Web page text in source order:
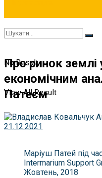
No Result
View All Result
Про ринок
економічним
Патеєм
21.12.2021
Маріуш Патей під
Intermarium Support
Жовтень, 2018